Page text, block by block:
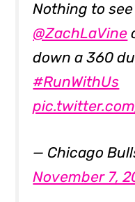
Nothing to
@ZachLaVine
down a 360
#RunWithUs
— Chicago
November 7,